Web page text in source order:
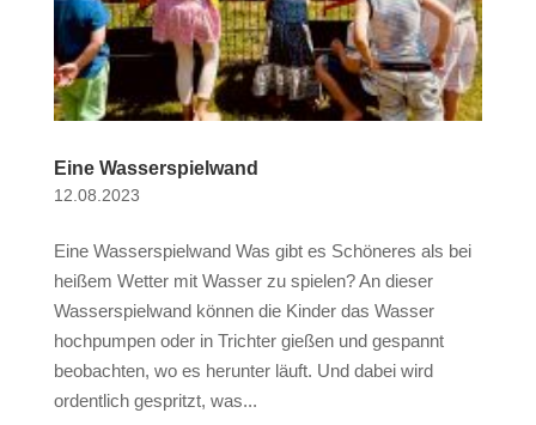
Eine Wasserspielwand
12.08.2023
Eine Wasserspielwand Was gibt es Schöneres als bei
heißem Wetter mit Wasser zu spielen? An dieser
Wasserspielwand können die Kinder das Wasser
hochpumpen oder in Trichter gießen und gespannt
beobachten, wo es herunter läuft. Und dabei wird
ordentlich gespritzt, was...